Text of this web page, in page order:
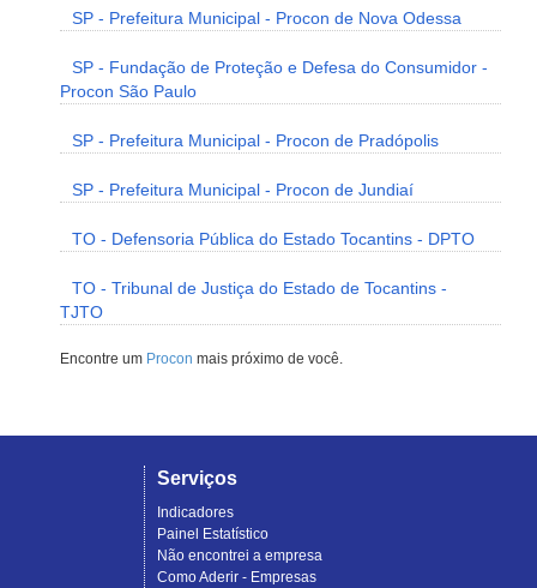
SP - Prefeitura Municipal - Procon de Nova Odessa
SP - Fundação de Proteção e Defesa do Consumidor -
Procon São Paulo
SP - Prefeitura Municipal - Procon de Pradópolis
SP - Prefeitura Municipal - Procon de Jundiaí
TO - Defensoria Pública do Estado Tocantins - DPTO
TO - Tribunal de Justiça do Estado de Tocantins -
TJTO
Encontre um Procon mais próximo de você.
Serviços
Indicadores
Painel Estatístico
Não encontrei a empresa
Como Aderir - Empresas